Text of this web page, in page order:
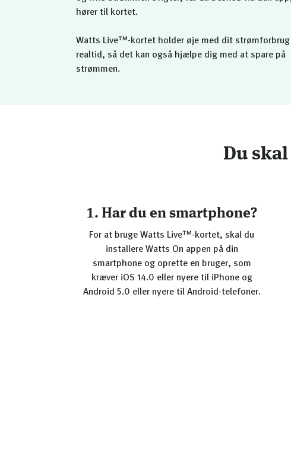
hører til kortet.
Watts Live™-kortet holder øje med dit strømforbrug
realtid, så det kan også hjælpe dig med at spare på
strømmen.
Du
1. Har du en smartphone?
For at bruge Watts Live™-kortet, skal du
installere Watts On appen på din
smartphone og oprette en bruger, som
kræver iOS 14.0 eller nyere til iPhone og
Android 5.0 eller nyere til Android-telefoner.